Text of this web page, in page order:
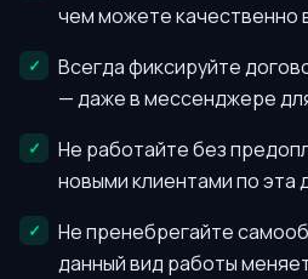
чем можете качественно
Всегда фиксируйте
— даже в мессенджере
Не работайте без
новыми клиентами по эта
Не пренебрегайте
данный вид работы